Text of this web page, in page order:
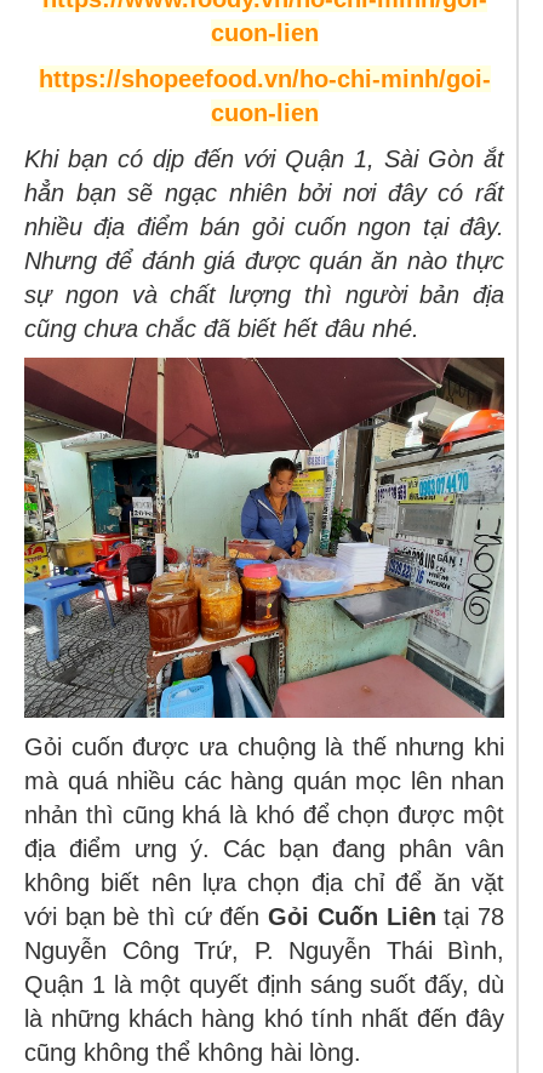
cuon-lien
https://shopeefood.vn/ho-chi-minh/goi-
cuon-lien
Khi bạn có dịp đến với Quận 1, Sài Gòn ắt
hẳn bạn sẽ ngạc nhiên bởi nơi đây có rất
nhiều địa điểm bán gỏi cuốn ngon tại đây.
Nhưng để đánh giá được quán ăn nào thực
sự ngon và chất lượng thì người bản địa
cũng chưa chắc đã biết hết đâu nhé.
Gỏi cuốn được ưa chuộng là thế nhưng khi
mà quá nhiều các hàng quán mọc lên nhan
nhản thì cũng khá là khó để chọn được một
địa điểm ưng ý. Các bạn đang phân vân
không biết nên lựa chọn địa chỉ để ăn vặt
với bạn bè thì cứ đếnGỏi Cuốn Liên tại 78
Nguyễn Công Trứ, P. Nguyễn Thái Bình,
Quận 1 là một quyết định sáng suốt đấy, dù
là những khách hàng khó tính nhất đến đây
cũng không thể không hài lòng.